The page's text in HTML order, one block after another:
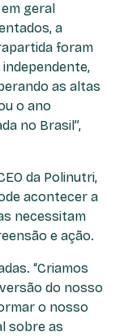
geral
a
foram
as altas
o ano
no Brasil”,
da Polinutri,
acontecer a
necessitam
e ação.
“Criamos
do nosso
o nosso
sobre as